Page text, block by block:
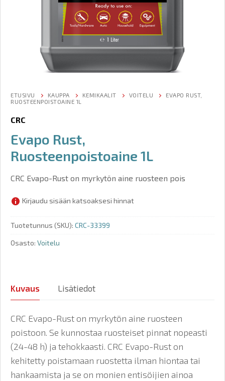
ETUSIVU KAUPPA KEMIKAALIT VOITELU
EVAPO RUST,
RUOSTEENPOISTOAINE 1L
CRC
Evapo Rust,
Ruosteenpoistoaine 1L
CRC Evapo-Rust on myrkytön aine ruosteen pois
Kirjaudu sisään katsoaksesi hinnat
Tuotetunnus (SKU): CRC-33399
Osasto: Voitelu
Kuvaus Lisätiedot
CRC Evapo-Rust on myrkytön aine ruosteen
poistoon. Se kunnostaa ruosteiset pinnat nopeasti
(24-48 h) ja tehokkaasti. CRC Evapo-Rust on
kehitetty poistamaan ruostetta ilman hiontaa tai
hankaamista ja se on monien entisöijien ainoa